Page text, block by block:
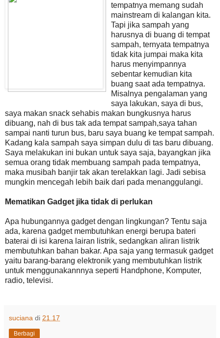
tempatnya memang sudah
mainstream di kalangan kita.
Tapi jika sampah yang
harusnya di buang di tempat
sampah, ternyata tempatnya
tidak kita jumpai maka kita
harus menyimpannya
sebentar kemudian kita
buang saat ada tempatnya.
Misalnya pengalaman yang
saya lakukan, saya di bus,
saya makan snack sehabis makan bungkusnya harus
dibuang, nah di bus tak ada tempat sampah,saya tahan
sampai nanti turun bus, baru saya buang ke tempat sampah.
Kadang kala sampah saya simpan dulu di tas baru dibuang.
Saya melakukan ini bukan untuk saya saja, bayangkan jika
semua orang tidak membuang sampah pada tempatnya,
maka musibah banjir tak akan terelakkan lagi. Jadi sebisa
mungkin mencegah lebih baik dari pada menanggulangi.
Mematikan Gadget jika tidak di perlukan
Apa hubungannya gadget dengan lingkungan? Tentu saja
ada, karena gadget membutuhkan energi berupa bateri
baterai di isi karena lairan listrik, sedangkan aliran listrik
membutuhkan bahan bakar. Apa saja yang termasuk gadget
yaitu barang-barang elektronik yang membutuhkan listrik
untuk menggunakannnya seperti Handphone, Komputer,
radio, televisi.
suciana di 21.17
Berbagi